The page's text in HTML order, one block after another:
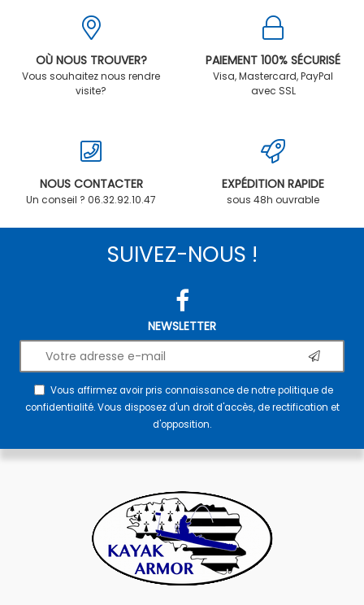
OÙ NOUS TROUVER?
Vous souhaitez nous rendre
visite?
PAIEMENT 100% SÉCURISÉ
Visa, Mastercard, PayPal
avec SSL
NOUS CONTACTER
Un conseil ? 06.32.92.10.47
EXPÉDITION RAPIDE
sous 48h ouvrable
SUIVEZ-NOUS !
NEWSLETTER
Vous affirmez avoir pris connaissance de notrepolitique de
confidentialité. Vous disposez d'un droit d'accès, de rectification et
d'opposition.